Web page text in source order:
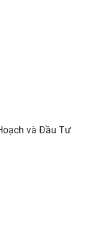
và Đầu Tư